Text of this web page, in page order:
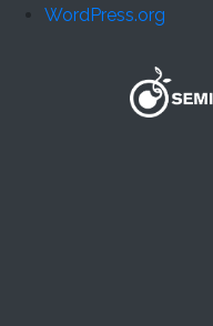
WordPress.org